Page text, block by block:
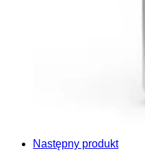
Następny produkt